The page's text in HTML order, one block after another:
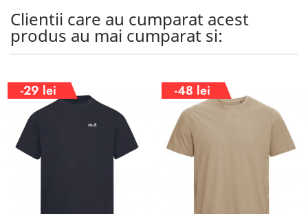
Clientii care au cumparat acest
produs au mai cumparat si:
-29 lei -48 lei